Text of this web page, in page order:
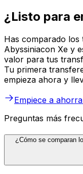
¿Listo para
Has comparado los
Abyssiniacon Xe y
valor para tus
Tu primera
empieza ahora y
Empiece a
Preguntas más
¿Cómo se comparan